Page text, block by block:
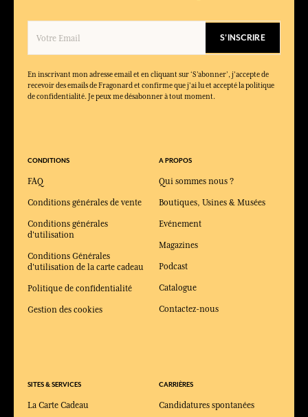
S'INSCRIRE
En inscrivant mon adresse email et en cliquant sur ‘S’abonner’, j'accepte de
recevoir des emails de Fragonard et confirme que j'ai lu et accepté la politique
de confidentialité. Je peux me désabonner à tout moment.
CONDITIONS
FAQ
Conditions générales de vente
Conditions générales
d'utilisation
Conditions Générales
d'utilisation de la carte cadeau
Politique de confidentialité
Gestion des cookies
SITES & SERVICES
La Carte Cadeau
A PROPOS
Qui sommes nous ?
Boutiques, Usines & Musées
Evénement
Magazines
Podcast
Catalogue
Contactez-nous
CARRIÈRES
Candidatures spontanées